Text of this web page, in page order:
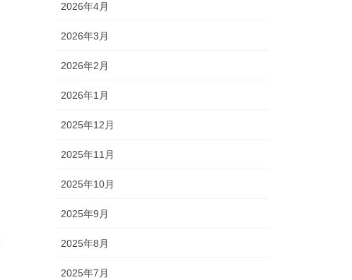
2026年4月
2026年3月
2026年2月
2026年1月
2025年12月
2025年11月
2025年10月
2025年9月
2025年8月
2025年7月